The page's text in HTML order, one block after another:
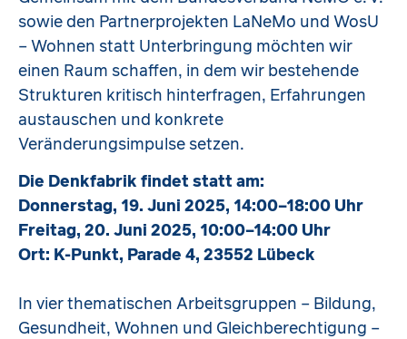
sowie den Partnerprojekten LaNeMo und WosU
– Wohnen statt Unterbringung möchten wir
einen Raum schaffen, in dem wir bestehende
Strukturen kritisch hinterfragen, Erfahrungen
austauschen und konkrete
Veränderungsimpulse setzen.
Die Denkfabrik findet statt am:
Donnerstag, 19. Juni 2025, 14:00–18:00 Uhr
Freitag, 20. Juni 2025, 10:00–14:00 Uhr
Ort: K-Punkt, Parade 4, 23552 Lübeck
In vier thematischen Arbeitsgruppen – Bildung,
Gesundheit, Wohnen und Gleichberechtigung –